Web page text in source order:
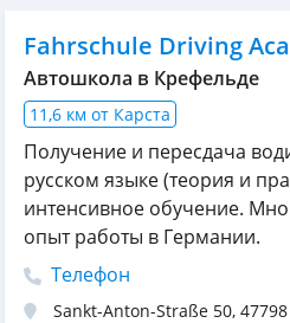
Fahrschule Driving
Автошкола в Крефельде
11,6 км от Карста
Получение и пересдача
русском языке (теория и
интенсивное обучение.
опыт работы в Германии.
Телефон
Sankt-Anton-Straße 50, 47798